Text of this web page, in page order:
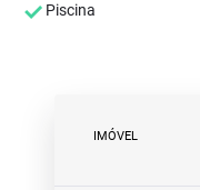
Piscina
IMÓVEL